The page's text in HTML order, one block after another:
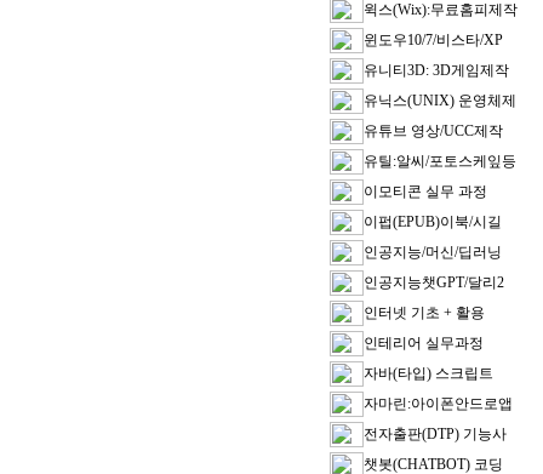
윅스(Wix):무료홈피제작
윈도우10/7/비스타/XP
유니티3D: 3D게임제작
유닉스(UNIX) 운영체제
유튜브 영상/UCC제작
유틸:알씨/포토스케잎등
이모티콘 실무 과정
이펍(EPUB)이북/시길
인공지능/머신/딥러닝
인공지능챗GPT/달리2
인터넷 기초 + 활용
인테리어 실무과정
자바(타입) 스크립트
자마린:아이폰안드로앱
전자출판(DTP) 기능사
챗봇(CHATBOT) 코딩